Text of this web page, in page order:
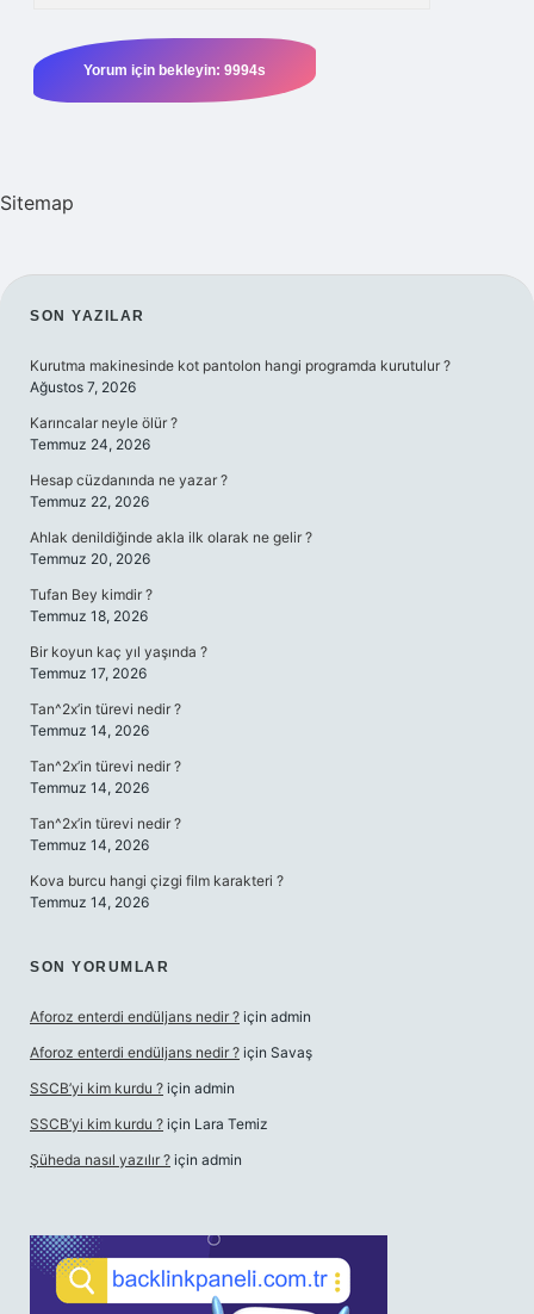
Sitemap
SIDEBAR
SON YAZILAR
Kurutma makinesinde kot pantolon hangi programda kurutulur ?
Ağustos 7, 2026
Karıncalar neyle ölür ?
Temmuz 24, 2026
Hesap cüzdanında ne yazar ?
Temmuz 22, 2026
Ahlak denildiğinde akla ilk olarak ne gelir ?
Temmuz 20, 2026
Tufan Bey kimdir ?
Temmuz 18, 2026
Bir koyun kaç yıl yaşında ?
Temmuz 17, 2026
Tan^2x’in türevi nedir ?
Temmuz 14, 2026
Tan^2x’in türevi nedir ?
Temmuz 14, 2026
Tan^2x’in türevi nedir ?
Temmuz 14, 2026
Kova burcu hangi çizgi film karakteri ?
Temmuz 14, 2026
SON YORUMLAR
Aforoz enterdi endüljans nedir ? için admin
Aforoz enterdi endüljans nedir ? için Savaş
SSCB’yi kim kurdu ? için admin
SSCB’yi kim kurdu ? için Lara Temiz
Şüheda nasıl yazılır ? için admin